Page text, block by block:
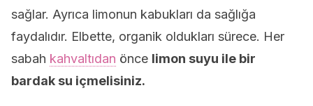
sağlar. Ayrıca limonun kabukları da sağlığa
faydalıdır. Elbette, organik oldukları sürece. Her
sabah kahvaltıdan önce limon suyu ile bir
bardak su içmelisiniz.